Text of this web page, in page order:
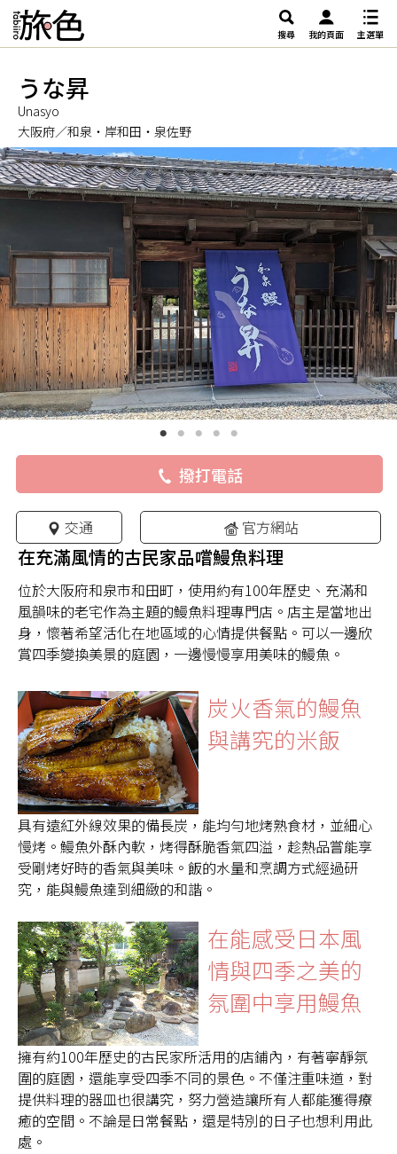
搜尋 我的頁面 主選單
うな昇
Unasyo
大阪府／和泉・岸和田・泉佐野
撥打電話
交通 官方網站
在充滿風情的古民家品嚐鰻魚料理
位於大阪府和泉市和田町，使用約有100年歷史、充滿和
風韻味的老宅作為主題的鰻魚料理專門店。店主是當地出
身，懷著希望活化在地區域的心情提供餐點。可以一邊欣
賞四季變換美景的庭園，一邊慢慢享用美味的鰻魚。
炭火香氣的鰻魚
與講究的米飯
具有遠紅外線效果的備長炭，能均勻地烤熟食材，並細心
慢烤。鰻魚外酥內軟，烤得酥脆香氣四溢，趁熱品嘗能享
受剛烤好時的香氣與美味。飯的水量和烹調方式經過研
究，能與鰻魚達到細緻的和諧。
在能感受日本風
情與四季之美的
氛圍中享用鰻魚
擁有約100年歷史的古民家所活用的店鋪內，有著寧靜氛
圍的庭園，還能享受四季不同的景色。不僅注重味道，對
提供料理的器皿也很講究，努力營造讓所有人都能獲得療
癒的空間。不論是日常餐點，還是特別的日子也想利用此
處。